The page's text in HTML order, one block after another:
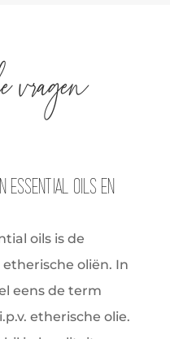
vragen
essential oils en
oils is de
oliën. In
eens de term
etherische olie.